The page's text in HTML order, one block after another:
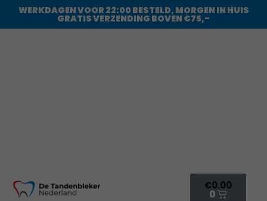
WERKDAGEN VOOR 22:00 BESTELD, MORGEN IN HUIS
GRATIS VERZENDING BOVEN €75,-
€0.00
0